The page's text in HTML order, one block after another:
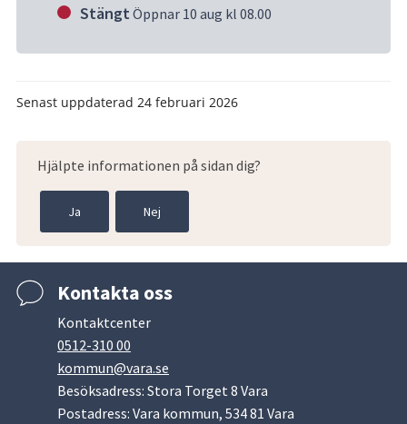
Stängt Öppnar 10 aug kl 08.00
Senast uppdaterad 24 februari 2026
Hjälpte informationen på sidan dig?
Ja Nej
Kontakta oss
Kontaktcenter
0512-310 00
kommun@vara.se
Besöksadress: Stora Torget 8 Vara
Postadress: Vara kommun, 534 81 Vara